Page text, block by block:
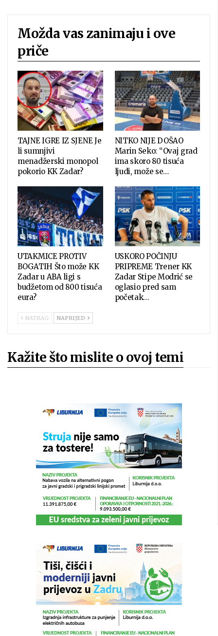
Možda vas zanimaju i ove
priče
TAJNE IGRE IZ SJENE Je
li sumnjivi
menadžerski monopol
pokorio KK Zadar?
NITKO NIJE DOŠAO
Marin Seko: “Ovaj grad
ima skoro 80 tisuća
ljudi, može se…
UTAKMICE PROTIV
BOGATIH Što može KK
Zadar u ABA ligi s
budžetom od 800 tisuća
eura?
USKORO POČINJU
PRIPREME Trener KK
Zadar Stipe Modrić se
oglasio pred sam
početak…
NATRAG NAPRIJED
Kažite što mislite o ovoj temi